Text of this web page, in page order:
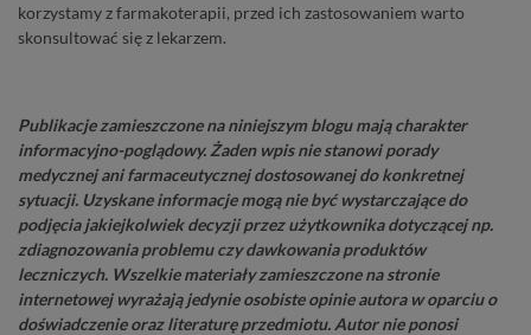
korzystamy z farmakoterapii, przed ich zastosowaniem warto
skonsultować się z lekarzem.
Publikacje zamieszczone na niniejszym blogu mają charakter
informacyjno-poglądowy. Żaden wpis nie stanowi porady
medycznej ani farmaceutycznej dostosowanej do konkretnej
sytuacji. Uzyskane informacje mogą nie być wystarczające do
podjęcia jakiejkolwiek decyzji przez użytkownika dotyczącej np.
zdiagnozowania problemu czy dawkowania produktów
leczniczych. Wszelkie materiały zamieszczone na stronie
internetowej wyrażają jedynie osobiste opinie autora w oparciu o
doświadczenie oraz literaturę przedmiotu. Autor nie ponosi